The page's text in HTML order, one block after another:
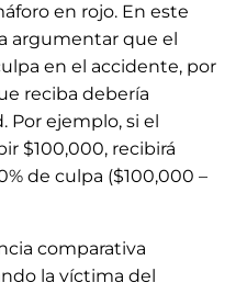
en rojo. En este
argumentar que el
en el accidente, por
reciba debería
Por ejemplo, si el
$100,000, recibirá
de culpa ($100,000 –
comparativa
la víctima del